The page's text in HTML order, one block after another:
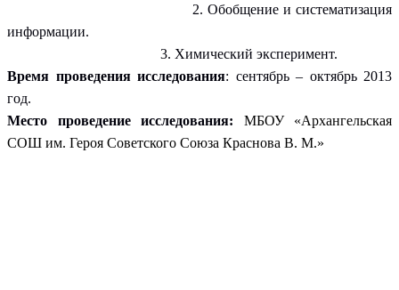
2. Обобщение и систематизация
информации.
3. Химический эксперимент.
Время проведения исследования: сентябрь – октябрь 2013
год.
Место проведение исследования: МБОУ «Архангельская
СОШ им. Героя Советского Союза Краснова В. М.»